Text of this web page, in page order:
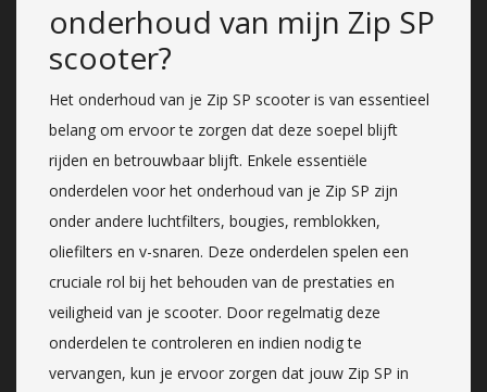
onderhoud van mijn Zip SP
scooter?
Het onderhoud van je Zip SP scooter is van essentieel
belang om ervoor te zorgen dat deze soepel blijft
rijden en betrouwbaar blijft. Enkele essentiële
onderdelen voor het onderhoud van je Zip SP zijn
onder andere luchtfilters, bougies, remblokken,
oliefilters en v-snaren. Deze onderdelen spelen een
cruciale rol bij het behouden van de prestaties en
veiligheid van je scooter. Door regelmatig deze
onderdelen te controleren en indien nodig te
vervangen, kun je ervoor zorgen dat jouw Zip SP in